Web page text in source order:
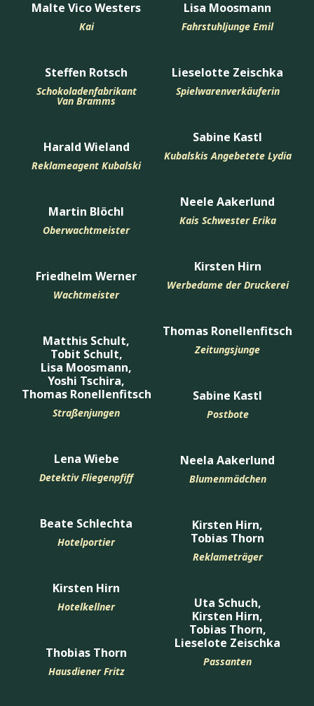
Malte Vico Westers
Kai
Steffen Rotsch
Schokoladenfabrikant
Van Bramms
Harald Wieland
Reklameagent Kubalski
Martin Blöchl
Oberwachtmeister
Friedhelm Werner
Wachtmeister
Matthis Schult,
Tobit Schult,
Lisa Moosmann,
Yoshi Tschira,
Thomas Ronellenfitsch
Straßenjungen
Lena Wiebe
Detektiv Fliegenpfiff
Beate Schlechta
Hotelportier
Kirsten Hirn
Hotelkellner
Thobias Thorn
Hausdiener Fritz
Lisa Moosmann
Fahrstuhljunge Emil
Lieselotte Zeischka
Spielwarenverkäuferin
Sabine Kastl
Kubalskis Angebetete Lydia
Neele Aakerlund
Kais Schwester Erika
Kirsten Hirn
Werbedame der Druckerei
Thomas Ronellenfitsch
Zeitungsjunge
Sabine Kastl
Postbote
Neela Aakerlund
Blumenmädchen
Kirsten Hirn,
Tobias Thorn
Reklameträger
Uta Schuch,
Kirsten Hirn,
Tobias Thorn,
Lieselote Zeischka
Passanten